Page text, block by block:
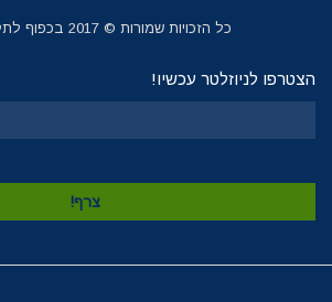
כל הזכויות שמורות © 2017 בכפוף לתקנון
הצטרפו לניוזלטר עכשיו!